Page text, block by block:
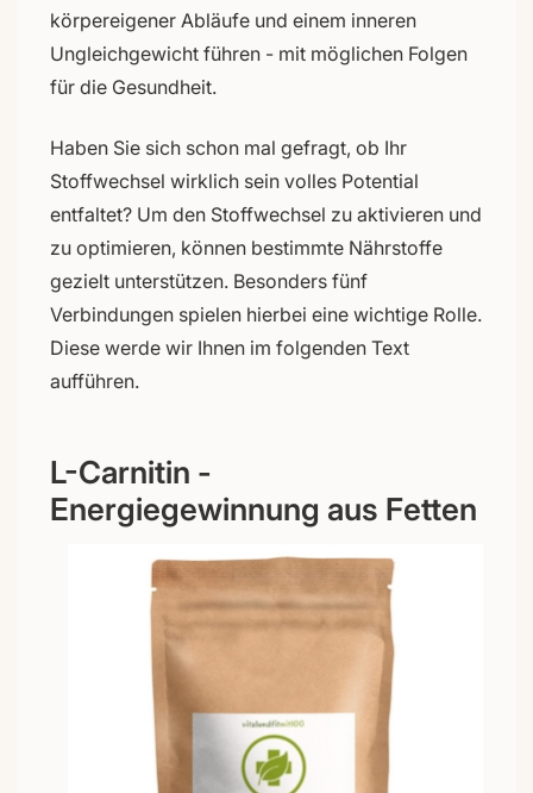
körpereigener Abläufe und einem inneren
Ungleichgewicht führen - mit möglichen Folgen
für die Gesundheit.
Haben Sie sich schon mal gefragt, ob Ihr
Stoffwechsel wirklich sein volles Potential
entfaltet? Um den Stoffwechsel zu aktivieren und
zu optimieren, können bestimmte Nährstoffe
gezielt unterstützen. Besonders fünf
Verbindungen spielen hierbei eine wichtige Rolle.
Diese werde wir Ihnen im folgenden Text
aufführen.
L-Carnitin -
Energiegewinnung aus Fetten